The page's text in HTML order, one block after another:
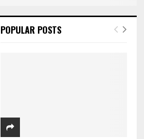
POPULAR POSTS